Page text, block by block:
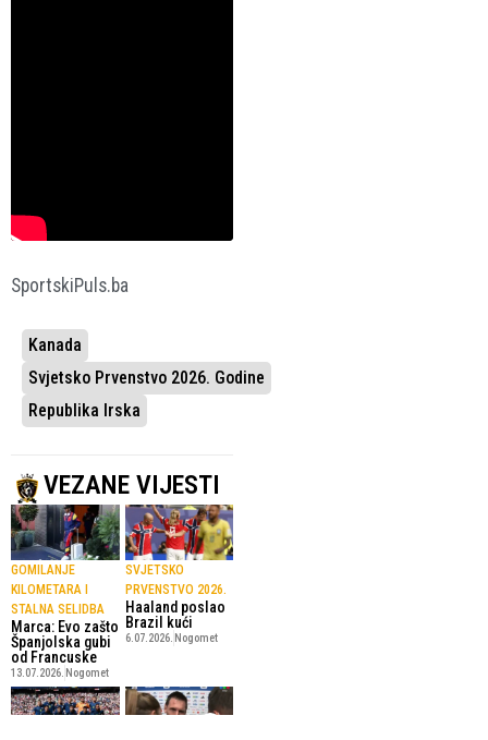
SportskiPuls.ba
Kanada
Svjetsko Prvenstvo 2026. Godine
Republika Irska
VEZANE VIJESTI
GOMILANJE
KILOMETARA I
STALNA SELIDBA
Marca: Evo zašto
Španjolska gubi
od Francuske
13.07.2026. Nogomet
SVJETSKO
PRVENSTVO 2026.
Haaland poslao
Brazil kući
6.07.2026. Nogomet